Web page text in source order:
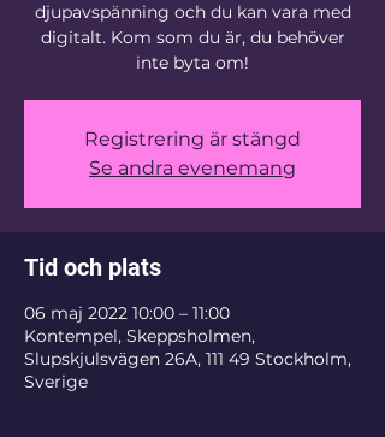
djupavspänning och du kan vara med
digitalt. Kom som du är, du behöver
inte byta om!
Registrering är stängd
Se andra evenemang
Tid och plats
06 maj 2022 10:00 – 11:00
Kontempel, Skeppsholmen,
Slupskjulsvägen 26A, 111 49 Stockholm,
Sverige